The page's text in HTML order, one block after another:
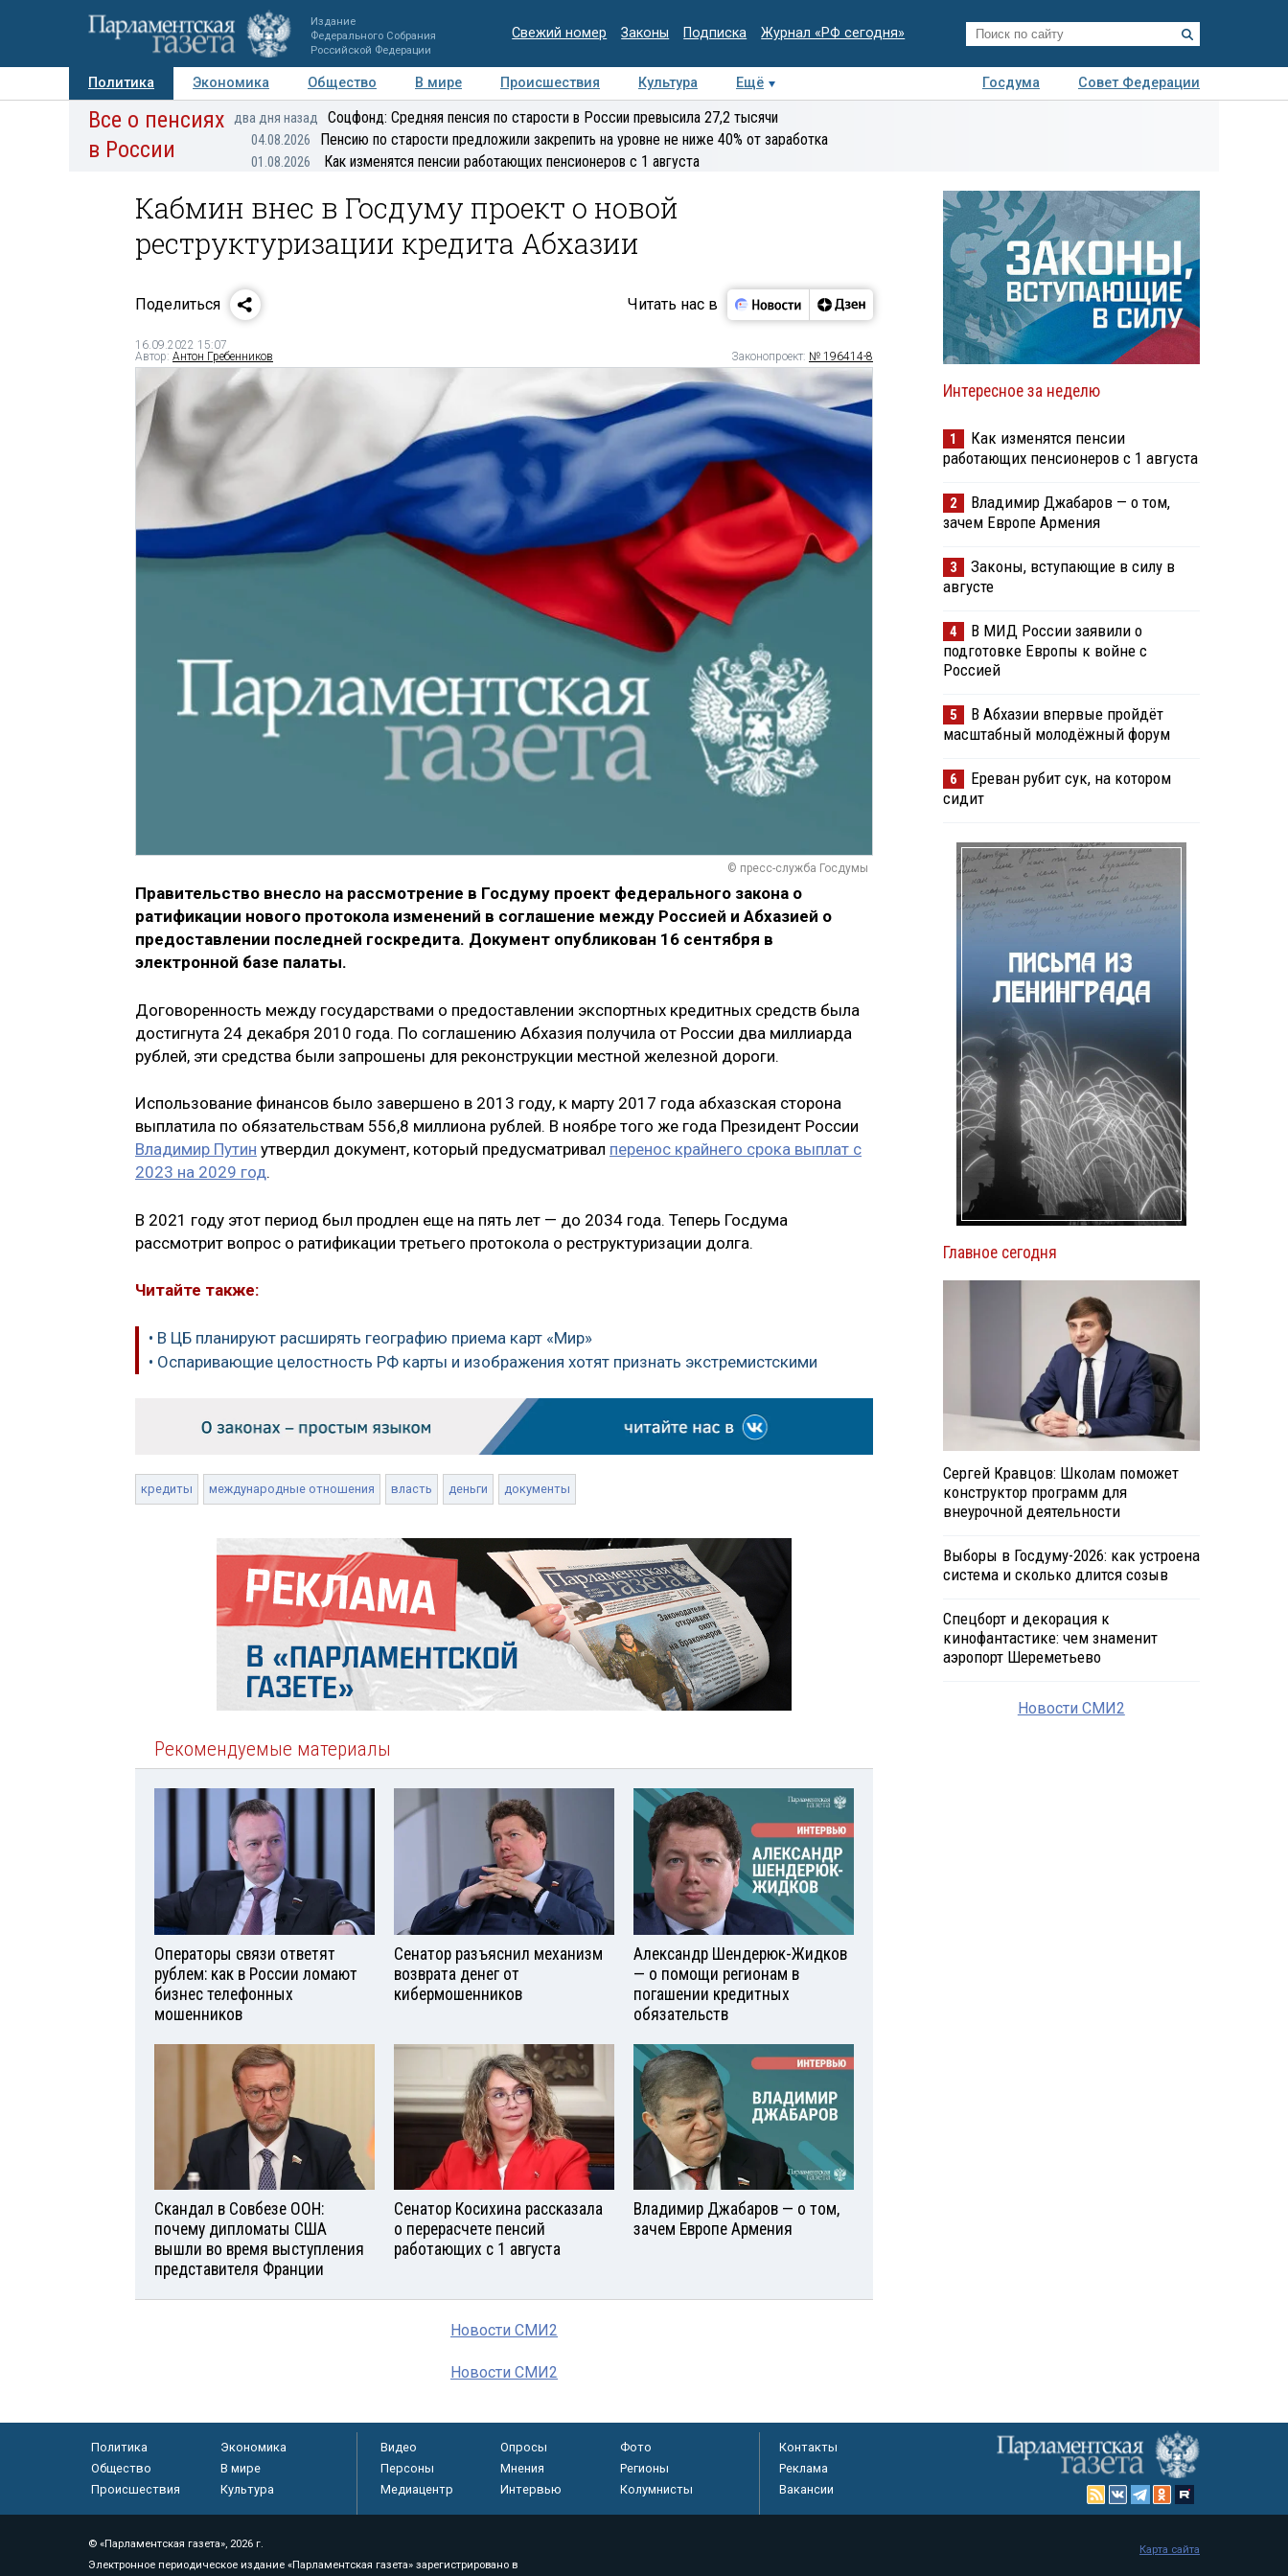
Издание
Федерального Собрания
Российской Федерации
Свежий номер Законы Подписка Журнал «РФ сегодня»
Политика Экономика Общество В мире Происшествия Культура Ещё Госдума
Совет Федерации
Авторы Персоны Мнения Регионы Медиацентр Интервью Колумнисты
Все о пенсиях
в России
два дня назад Соцфонд: Средняя пенсия по старости в России превысила 27,2 тысячи
04.08.2026 Пенсию по старости предложили закрепить на уровне не ниже 40% от заработка
01.08.2026 Как изменятся пенсии работающих пенсионеров с 1 августа
Кабмин внес в Госдуму проект о новой
реструктуризации кредита Абхазии
Поделиться Читать нас в
16.09.2022 15:07
Автор: Антон Гребенников Законопроект: № 196414-8
© пресс-служба Госдумы
Правительство внесло на рассмотрение в Госдуму проект федерального закона о
ратификации нового протокола изменений в соглашение между Россией и Абхазией о
предоставлении последней госкредита. Документ опубликован 16 сентября в
электронной базе палаты.
Договоренность между государствами о предоставлении экспортных кредитных средств была
достигнута 24 декабря 2010 года. По соглашению Абхазия получила от России два миллиарда
рублей, эти средства были запрошены для реконструкции местной железной дороги.
Использование финансов было завершено в 2013 году, к марту 2017 года абхазская сторона
выплатила по обязательствам 556,8 миллиона рублей. В ноябре того же года Президент России
Владимир Путин утвердил документ, который предусматривал перенос крайнего срока выплат с
2023 на 2029 год.
В 2021 году этот период был продлен еще на пять лет — до 2034 года. Теперь Госдума
рассмотрит вопрос о ратификации третьего протокола о реструктуризации долга.
Читайте также:
• В ЦБ планируют расширять географию приема карт «Мир»
• Оспаривающие целостность РФ карты и изображения хотят признать экстремистскими
кредиты международные отношения власть деньги документы
Рекомендуемые материалы
Операторы связи ответят
рублем: как в России ломают
бизнес телефонных
мошенников
Сенатор разъяснил механизм
возврата денег от
кибермошенников
Александр Шендерюк-Жидков
— о помощи регионам в
погашении кредитных
обязательств
Скандал в Совбезе ООН:
почему дипломаты США
вышли во время выступления
представителя Франции
Сенатор Косихина рассказала
о перерасчете пенсий
работающих с 1 августа
Владимир Джабаров — о том,
зачем Европе Армения
Новости СМИ2
Новости СМИ2
Интересное за неделю
1
Как изменятся пенсии
работающих пенсионеров с 1 августа
2
Владимир Джабаров — о том,
зачем Европе Армения
3
Законы, вступающие в силу в
августе
4
В МИД России заявили о
подготовке Европы к войне с
Россией
5
В Абхазии впервые пройдёт
масштабный молодёжный форум
6
Ереван рубит сук, на котором
сидит
Главное сегодня
Сергей Кравцов: Школам поможет
конструктор программ для
внеурочной деятельности
Выборы в Госдуму-2026: как устроена
система и сколько длится созыв
Спецборт и декорация к
кинофантастике: чем знаменит
аэропорт Шереметьево
Новости СМИ2
Политика
Экономика
Общество
В мире
Происшествия
Культура
Видео Опросы
Фото
Персоны
Мнения
Регионы
Медиацентр
Интервью Колумнисты
Контакты
Реклама
Вакансии
© «Парламентская газета», 2026 г.
Электронное периодическое издание «Парламентская газета» зарегистрировано в
Карта сайта